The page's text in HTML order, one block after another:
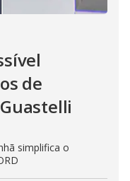
de
simplifica o